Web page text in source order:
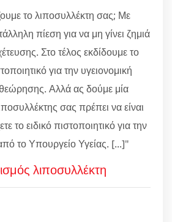
το λιποσυλλέκτη σας; Με
πίεση για να μη γίνει ζημιά
Στο τέλος εκδίδουμε το
για την υγειονομική
Αλλά ας δούμε μία
σας πρέπει να είναι
το ειδικό πιστοποιητικό για την
το Υπουργείο Υγείας. [...]"
λιποσυλλέκτη